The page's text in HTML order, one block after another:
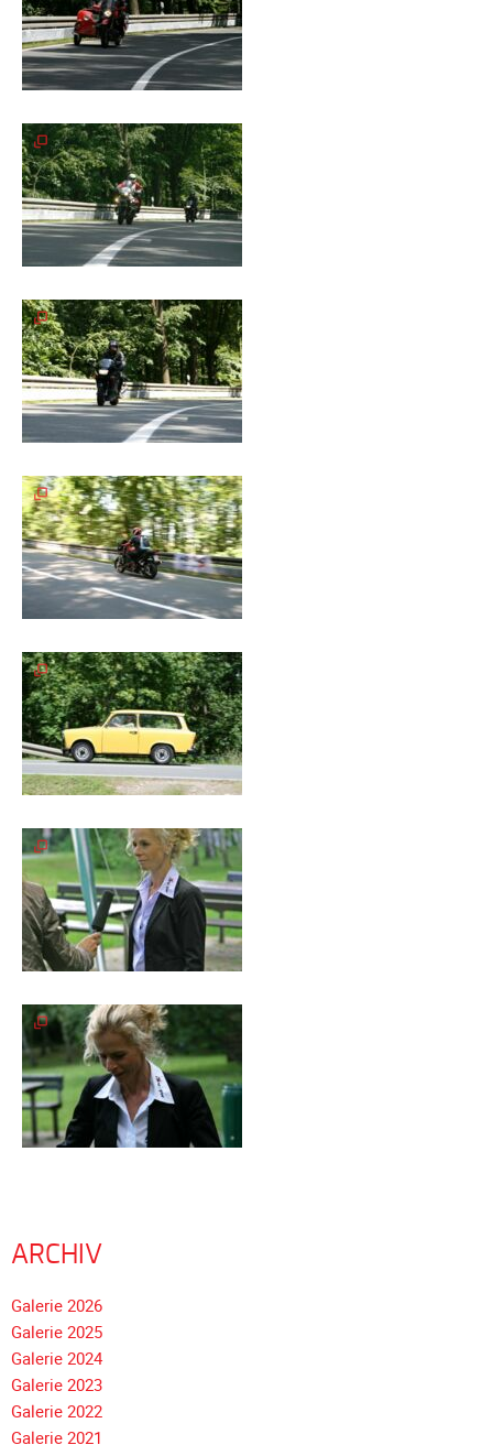
ARCHIV
Navigation
überspringen
Galerie 2026
Galerie 2025
Galerie 2024
Galerie 2023
Galerie 2022
Galerie 2021